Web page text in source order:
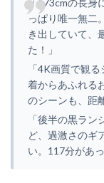
「173cmの長身
っぱり唯一無二
き出していて、
た！」
「4K画質で観
着からあふれる
のシーンも、距
「後半の黒ラ
ど、過激さのギ
い。117分があ